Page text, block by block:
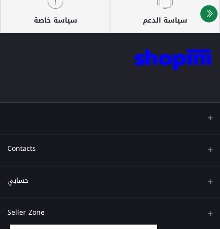
سياسة الدعم سياسة خاصة
Contacts
عنوان
حسابي
تسجيل الدخول
Seller Zone